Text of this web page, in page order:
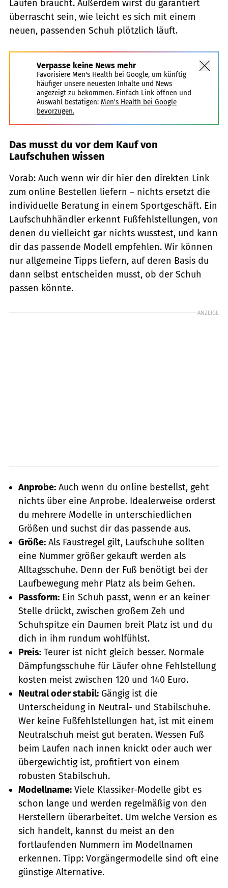
Laufen braucht. Außerdem wirst du garantiert
überrascht sein, wie leicht es sich mit einem
neuen, passenden Schuh plötzlich läuft.
Verpasse keine News mehr
Favorisiere Men's Health bei Google, um künftig
häufiger unsere neuesten Inhalte und News
angezeigt zu bekommen. Einfach Link öffnen und
Auswahl bestätigen: Men's Health bei Google
bevorzugen.
Das musst du vor dem Kauf von
Laufschuhen wissen
Vorab: Auch wenn wir dir hier den direkten Link
zum online Bestellen liefern – nichts ersetzt die
individuelle Beratung in einem Sportgeschäft. Ein
Laufschuhhändler erkennt Fußfehlstellungen, von
denen du vielleicht gar nichts wusstest, und kann
dir das passende Modell empfehlen. Wir können
nur allgemeine Tipps liefern, auf deren Basis du
dann selbst entscheiden musst, ob der Schuh
passen könnte.
ANZEIGE
Anprobe: Auch wenn du online bestellst, geht
nichts über eine Anprobe. Idealerweise orderst
du mehrere Modelle in unterschiedlichen
Größen und suchst dir das passende aus.
Größe: Als Faustregel gilt, Laufschuhe sollten
eine Nummer größer gekauft werden als
Alltagsschuhe. Denn der Fuß benötigt bei der
Laufbewegung mehr Platz als beim Gehen.
Passform: Ein Schuh passt, wenn er an keiner
Stelle drückt, zwischen großem Zeh und
Schuhspitze ein Daumen breit Platz ist und du
dich in ihm rundum wohlfühlst.
Preis: Teurer ist nicht gleich besser. Normale
Dämpfungsschuhe für Läufer ohne Fehlstellung
kosten meist zwischen 120 und 140 Euro.
Neutral oder stabil: Gängig ist die
Unterscheidung in Neutral- und Stabilschuhe.
Wer keine Fußfehlstellungen hat, ist mit einem
Neutralschuh meist gut beraten. Wessen Fuß
beim Laufen nach innen knickt oder auch wer
übergewichtig ist, profitiert von einem
robusten Stabilschuh.
Modellname: Viele Klassiker-Modelle gibt es
schon lange und werden regelmäßig von den
Herstellern überarbeitet. Um welche Version es
sich handelt, kannst du meist an den
fortlaufenden Nummern im Modellnamen
erkennen. Tipp: Vorgängermodelle sind oft eine
günstige Alternative.